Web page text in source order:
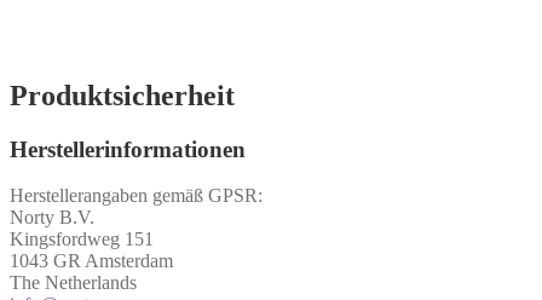
Produktsicherheit
Herstellerinformationen
Herstellerangaben gemäß GPSR:
Norty B.V.
Kingsfordweg 151
1043 GR Amsterdam
The Netherlands